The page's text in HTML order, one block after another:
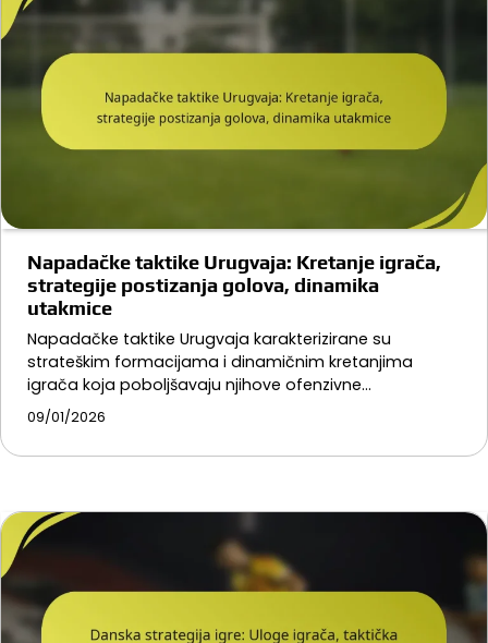
Napadačke taktike Urugvaja: Kretanje igrača,
strategije postizanja golova, dinamika
utakmice
Napadačke taktike Urugvaja karakterizirane su
strateškim formacijama i dinamičnim kretanjima
igrača koja poboljšavaju njihove ofenzivne…
09/01/2026